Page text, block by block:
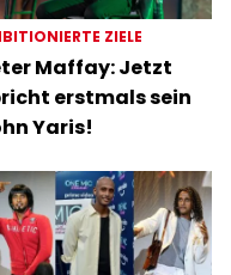
ZIELE
Maffay: Jetzt
erstmals sein
Yaris!